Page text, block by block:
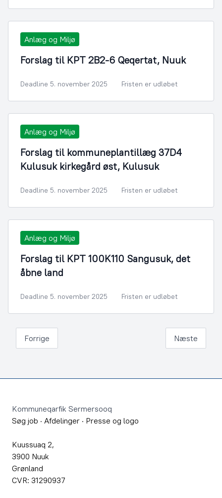
Anlæg og Miljø
Forslag til KPT 2B2-6 Qeqertat, Nuuk
Deadline 5. november 2025 Fristen er udløbet
Anlæg og Miljø
Forslag til kommuneplantillæg 37D4
Kulusuk kirkegård øst, Kulusuk
Deadline 5. november 2025 Fristen er udløbet
Anlæg og Miljø
Forslag til KPT 100K110 Sangusuk, det
åbne land
Deadline 5. november 2025 Fristen er udløbet
Forrige Næste
Kommuneqarfik Sermersooq
Søg job · Afdelinger · Presse og logo
Kuussuaq 2,
3900 Nuuk
Grønland
CVR: 31290937